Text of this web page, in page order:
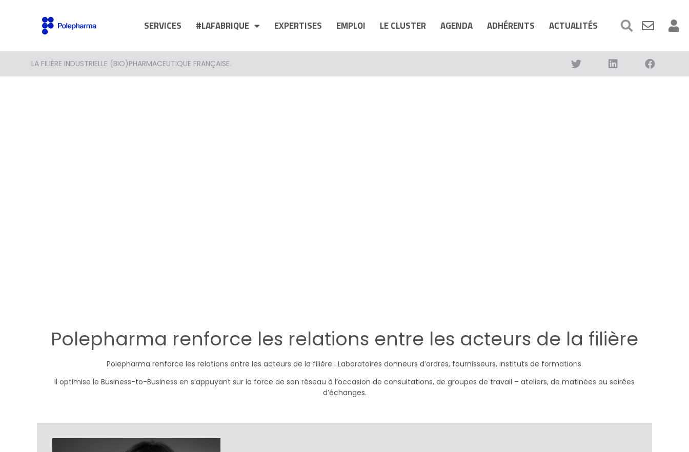
SERVICES #LAFABRIQUE EXPERTISES EMPLOI LE CLUSTER AGENDA ADHÉRENTS ACTUALITÉS
LA FILIÈRE INDUSTRIELLE (BIO)PHARMACEUTIQUE FRANÇAISE.
a
Polepharma renforce les relations entre les acteurs de la filière
Polepharma renforce les relations entre les acteurs de la filière : Laboratoires donneurs d’ordres, fournisseurs, instituts de formations.
Il optimise le Business-to-Business en s’appuyant sur la force de son réseau à l’occasion de consultations, de groupes de travail – ateliers, de matinées ou soirées
d’échanges.